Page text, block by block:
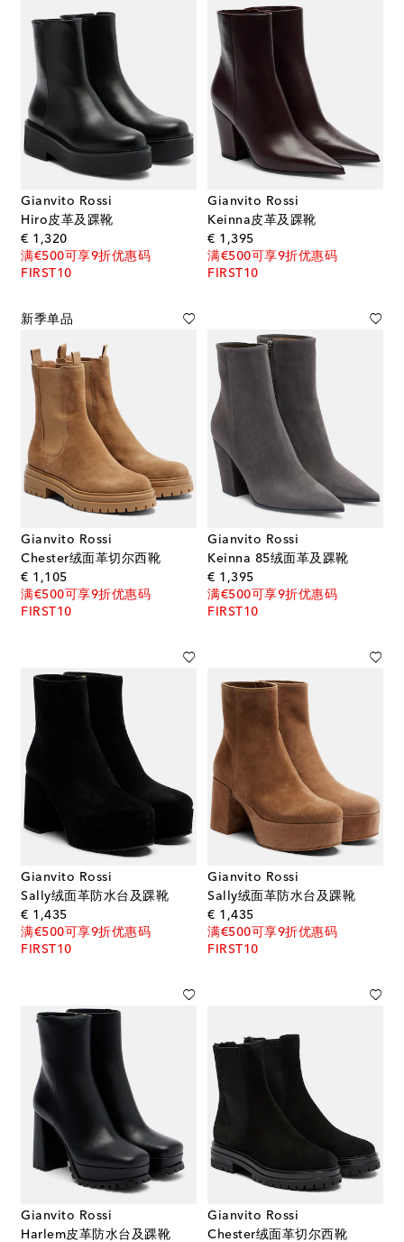
Gianvito Rossi
Hiro皮革及踝靴
€ 1,320original price
满€500可享9折优惠码
FIRST10
Gianvito Rossi
Keinna皮革及踝靴
€ 1,395original price
满€500可享9折优惠码
FIRST10
新季单品
Gianvito Rossi
Chester绒面革切尔西靴
€ 1,105original price
满€500可享9折优惠码
FIRST10
Gianvito Rossi
Keinna 85绒面革及踝靴
€ 1,395original price
满€500可享9折优惠码
FIRST10
Gianvito Rossi
Sally绒面革防水台及踝靴
€ 1,435original price
满€500可享9折优惠码
FIRST10
Gianvito Rossi
Sally绒面革防水台及踝靴
€ 1,435original price
满€500可享9折优惠码
FIRST10
Gianvito Rossi
Harlem皮革防水台及踝靴
Gianvito Rossi
Chester绒面革切尔西靴